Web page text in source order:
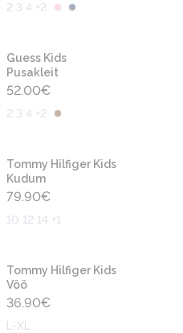
2 3 4 +2
Guess Kids
Pusakleit
52.00€
2 3 4 +2
Tommy Hilfiger Kids
Kudum
79.90€
10 12 14 +1
Tommy Hilfiger Kids
Vöö
36.90€
L-XL